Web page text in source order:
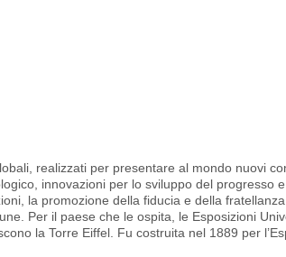
realizzati per presentare al mondo nuovi
innovazioni per lo sviluppo del progresso
la promozione della fiducia e della
Per il paese che le ospita, le Esposizioni
la Torre Eiffel. Fu costruita nel 1889 per